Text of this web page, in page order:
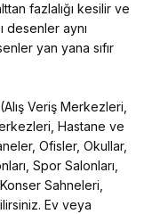
fazlalığı kesilir ve
desenler aynı
yan yana sıfır
Veriş Merkezleri,
Hastane ve
Ofisler, Okullar,
Spor Salonları,
Sahneleri,
Ev veya